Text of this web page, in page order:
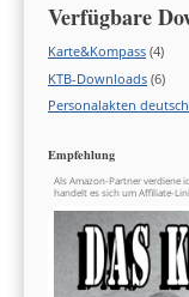
Verfügbare
Karte&Kompass (4)
KTB-Downloads (6)
Personalakten
Empfehlung
Als Amazon-Partner verdiene
handelt es sich um Affiliate-